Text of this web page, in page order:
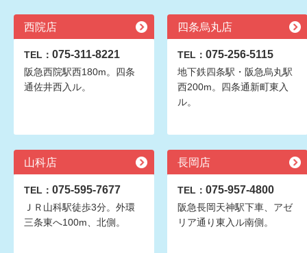
西院店
TEL： 075-311-8221
阪急西院駅西180m。四条
通佐井西入ル。
四条烏丸店
TEL： 075-256-5115
地下鉄四条駅・阪急烏丸駅
西200m。四条通新町東入
ル。
山科店
TEL： 075-595-7677
ＪＲ山科駅徒歩3分。外環
三条東へ100m、北側。
長岡店
TEL： 075-957-4800
阪急長岡天神駅下車、アゼ
リア通り東入ル南側。